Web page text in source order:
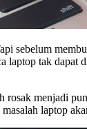
sebelum
laptop tak dapat
menjadi
laptop